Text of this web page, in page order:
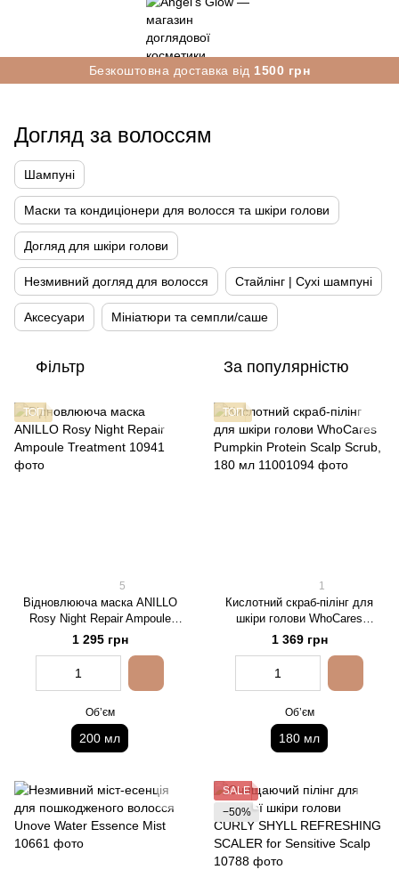
Безкоштовна доставка від 1500 грн
Догляд за волоссям
Шампуні
Маски та кондиціонери для волосся та шкіри голови
Догляд для шкіри голови
Незмивний догляд для волосся Стайлінг | Сухі шампуні
Аксесуари Мініатюри та семпли/саше
Фільтр За популярністю
ТОП
5
Відновлююча маска ANILLO
Rosy Night Repair Ampoule
Treatment
1 295 грн
Обʼєм
200 мл
ТОП
1
Кислотний скраб-пілінг для
шкіри голови WhoCares
Pumpkin Protein Scalp Scrub,
180 мл
1 369 грн
Обʼєм
180 мл
SALE
−50%